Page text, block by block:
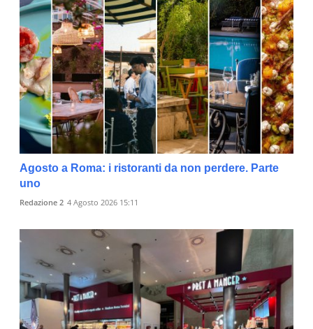
Agosto a Roma: i ristoranti da non perdere. Parte
uno
Redazione 2 4 Agosto 2026 15:11